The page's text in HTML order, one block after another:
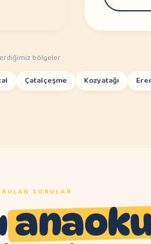
bölgeler
Çatalçeşme Kozyatağı
SORULAR